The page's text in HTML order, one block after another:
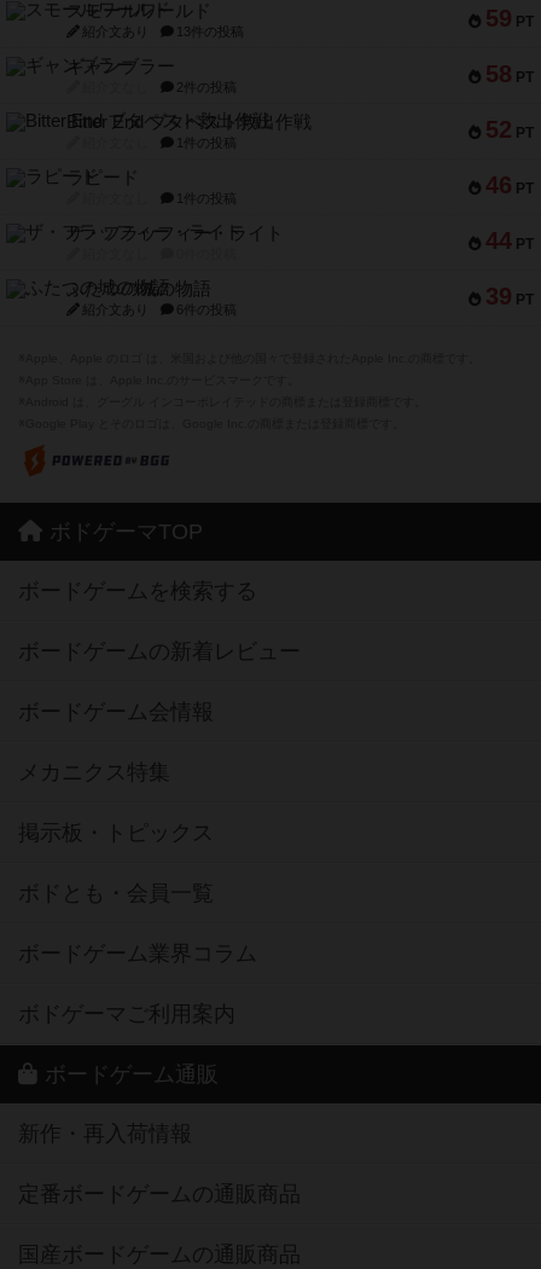
59 PT
スモールワールド
紹介文あり 13件の投稿
58 PT
ギャンブラー
2件の投稿
52 PT
Bitter End ブタペスト救出作戦
1件の投稿
46 PT
ラピード
1件の投稿
44 PT
ザ・フラッフィー・ライト
39 PT
ふたつの城の物語
紹介文あり 6件の投稿
ボドゲーマTOP
ボードゲームを検索する
ボードゲームの新着レビュー
ボードゲーム会情報
メカニクス特集
掲示板・トピックス
ボドとも・会員一覧
ボードゲーム業界コラム
ボドゲーマご利用案内
ボードゲーム通販
新作・再入荷情報
定番ボードゲームの通販商品
国産ボードゲームの通販商品